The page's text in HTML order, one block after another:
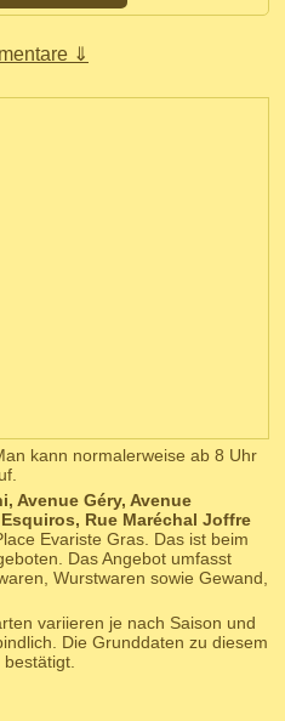
⇓
kann normalerweise ab 8 Uhr
Avenue Géry, Avenue
Rue Maréchal Joffre
Evariste Gras. Das ist beim
Das Angebot umfasst
Wurstwaren sowie Gewand,
variieren je nach Saison und
Die Grunddaten zu diesem